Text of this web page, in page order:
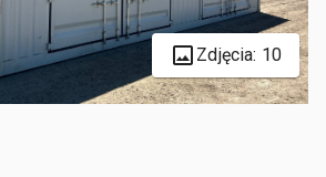
Zdjęcia: 10